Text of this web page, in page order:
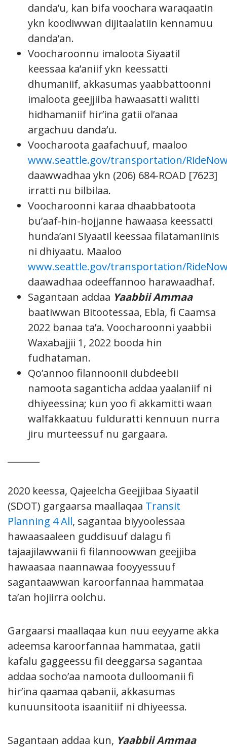
danda’u, kan bifa voochara waraqaatin
ykn koodiwwan dijitaalatiin kennamuu
danda’an.
Voocharoonnu imaloota Siyaatil
keessaa ka’aniif ykn keessatti
dhumaniif, akkasumas yaabbattoonni
imaloota geejjiiba hawaasatti walitti
hidhamaniif hir’ina gatii ol’anaa
argachuu danda’u.
Voocharoota gaafachuuf, maaloo
www.seattle.gov/transportation/
daawwadhaa ykn (206) 684-ROAD [7623]
irratti nu bilbilaa.
Voocharoonni karaa dhaabbatoota
bu’aaf-hin-hojjanne hawaasa keessatti
hunda’ani Siyaatil keessaa filatamaniinis
ni dhiyaatu. Maaloo
www.seattle.gov/transportation/
daawadhaa odeeffannoo harawaadhaf.
Sagantaan addaa Yaabbii Ammaa
baatiwwan Bitootessaa, Ebla, fi Caamsa
2022 banaa ta’a. Voocharoonni yaabbii
Waxabajjii 1, 2022 booda hin
fudhataman.
Qo’annoo filannoonii dubdeebii
namoota saganticha addaa yaalaniif ni
dhiyeessina; kun yoo fi akkamitti waan
walfakkaatuu fulduratti kennuun nurra
jiru murteessuf nu gargaara.
2020 keessa, Qajeelcha Geejjibaa Siyaatil
(SDOT) gargaarsa maallaqaa Transit
Planning 4 All, sagantaa biyyoolessaa
hawaasaaleen guddisuuf dalagu fi
tajaajilawwanii fi filannoowwan geejjiba
hawaasaa naannawaa fooyyessuuf
sagantaawwan karoorfannaa hammataa
ta’an hojiirra oolchu.
Gargaarsi maallaqaa kun nuu eeyyame akka
adeemsa karoorfannaa hammataa, gatii
kafalu gaggeessu fii deeggarsa sagantaa
addaa socho’aa namoota dulloomanii fi
hir’ina qaamaa qabanii, akkasumas
kunuunsitoota isaanitiif ni dhiyeessa.
Sagantaan addaa kun, Yaabbii Ammaa